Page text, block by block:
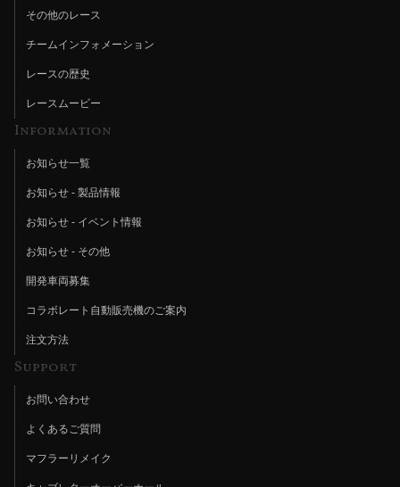
その他のレース
チームインフォメーション
レースの歴史
レースムービー
Information
お知らせ一覧
お知らせ - 製品情報
お知らせ - イベント情報
お知らせ - その他
開発車両募集
コラボレート自動販売機のご案内
注文方法
Support
お問い合わせ
よくあるご質問
マフラーリメイク